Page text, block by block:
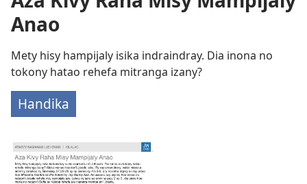
Anao
Mety hisy hampijaly isika indraindray. Dia inona no
tokony hatao rehefa mitranga izany?
Handika